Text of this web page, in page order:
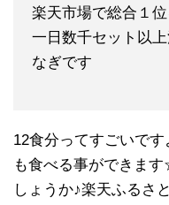
楽天市場で総合１位
一日数千セット以
なぎです
12食分ってすごいで
も食べる事ができま
しょうか♪楽天ふるさ